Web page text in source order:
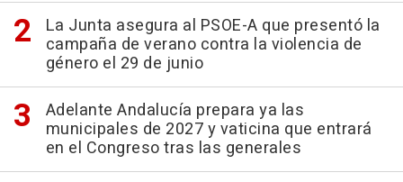
La Junta asegura al PSOE-A que presentó la
campaña de verano contra la violencia de
género el 29 de junio
Adelante Andalucía prepara ya las
municipales de 2027 y vaticina que entrará
en el Congreso tras las generales